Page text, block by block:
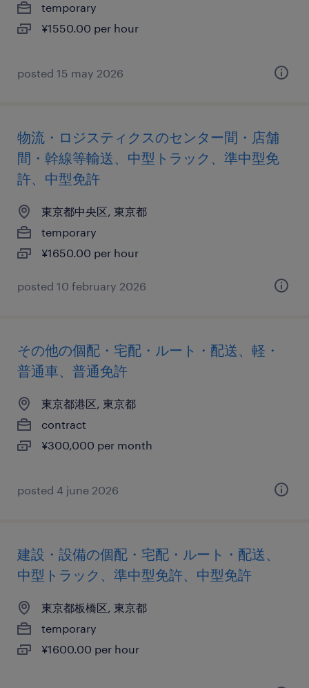
temporary
¥1550.00 per hour
posted 15 may 2026
物流・ロジスティクスのセンター間・店舗
間・幹線等輸送、中型トラック、準中型免
許、中型免許
東京都中央区, 東京都
temporary
¥1650.00 per hour
posted 10 february 2026
その他の個配・宅配・ルート・配送、軽・
普通車、普通免許
東京都港区, 東京都
contract
¥300,000 per month
posted 4 june 2026
建設・設備の個配・宅配・ルート・配送、
中型トラック、準中型免許、中型免許
東京都板橋区, 東京都
temporary
¥1600.00 per hour